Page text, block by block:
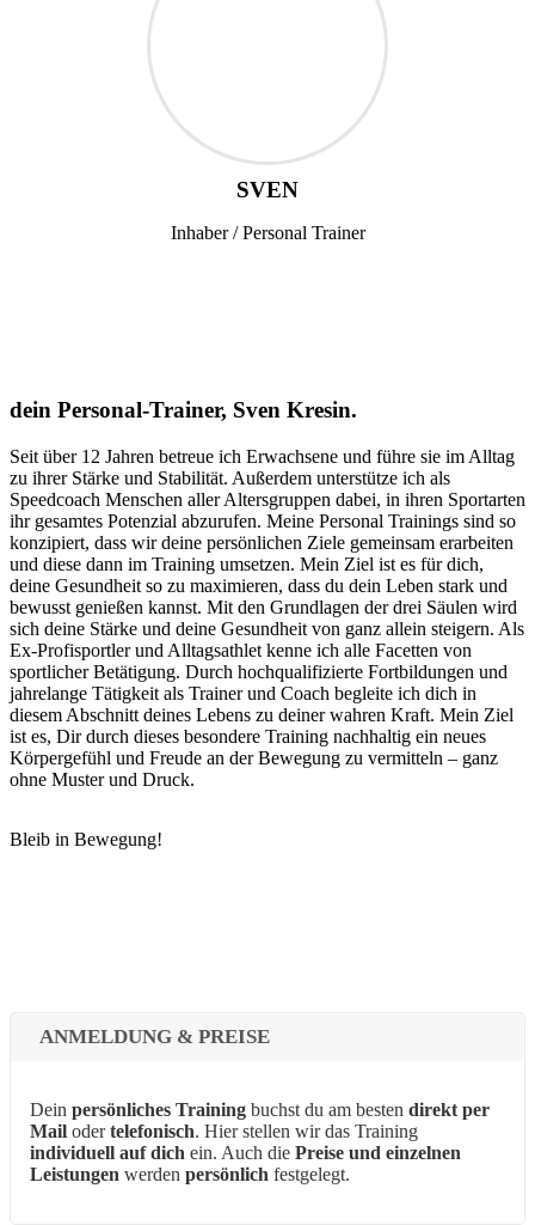
SVEN
Inhaber / Personal Trainer
dein Personal-Trainer, Sven Kresin.
Seit über 12 Jahren betreue ich Erwachsene und führe sie im Alltag
zu ihrer Stärke und Stabilität. Außerdem unterstütze ich als
Speedcoach Menschen aller Altersgruppen dabei, in ihren Sportarten
ihr gesamtes Potenzial abzurufen. Meine Personal Trainings sind so
konzipiert, dass wir deine persönlichen Ziele gemeinsam erarbeiten
und diese dann im Training umsetzen. Mein Ziel ist es für dich,
deine Gesundheit so zu maximieren, dass du dein Leben stark und
bewusst genießen kannst. Mit den Grundlagen der drei Säulen wird
sich deine Stärke und deine Gesundheit von ganz allein steigern. Als
Ex-Profisportler und Alltagsathlet kenne ich alle Facetten von
sportlicher Betätigung. Durch hochqualifizierte Fortbildungen und
jahrelange Tätigkeit als Trainer und Coach begleite ich dich in
diesem Abschnitt deines Lebens zu deiner wahren Kraft. Mein Ziel
ist es, Dir durch dieses besondere Training nachhaltig ein neues
Körpergefühl und Freude an der Bewegung zu vermitteln – ganz
ohne Muster und Druck.
Bleib in Bewegung!
ANMELDUNG & PREISE
Dein persönliches Training buchst du am besten direkt per
Mail odertelefonisch. Hier stellen wir das Training
individuell auf dich ein. Auch die Preise und einzelnen
Leistungen werden persönlich festgelegt.